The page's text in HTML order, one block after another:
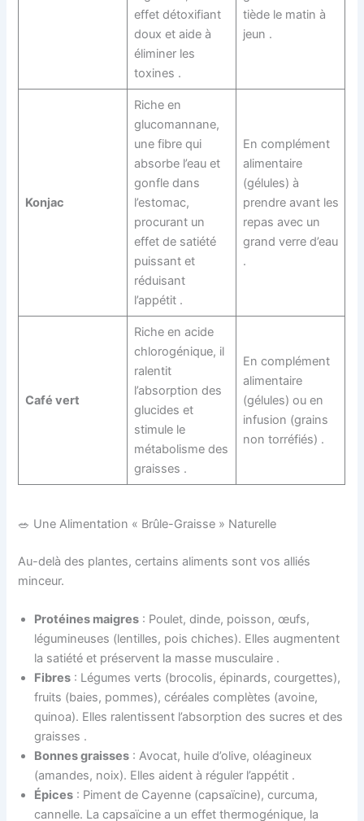
effet détoxifiant
doux et aide à
éliminer les
toxines .
tiède le matin à
jeun .
Konjac
Riche en
glucomannane,
une fibre qui
absorbe l’eau et
gonfle dans
l’estomac,
procurant un
effet de satiété
puissant et
réduisant
l’appétit .
En complément
alimentaire
(gélules) à
prendre avant les
repas avec un
grand verre d’eau
.
Café vert
Riche en acide
chlorogénique, il
ralentit
l’absorption des
glucides et
stimule le
métabolisme des
graisses .
En complément
alimentaire
(gélules) ou en
infusion (grains
non torréfiés) .
🥗 Une Alimentation « Brûle-Graisse » Naturelle
Au-delà des plantes, certains aliments sont vos alliés
minceur.
Protéines maigres : Poulet, dinde, poisson, œufs,
légumineuses (lentilles, pois chiches). Elles augmentent
la satiété et préservent la masse musculaire .
Fibres : Légumes verts (brocolis, épinards, courgettes),
fruits (baies, pommes), céréales complètes (avoine,
quinoa). Elles ralentissent l’absorption des sucres et des
graisses .
Bonnes graisses : Avocat, huile d’olive, oléagineux
(amandes, noix). Elles aident à réguler l’appétit .
Épices : Piment de Cayenne (capsaïcine), curcuma,
cannelle. La capsaïcine a un effet thermogénique, la